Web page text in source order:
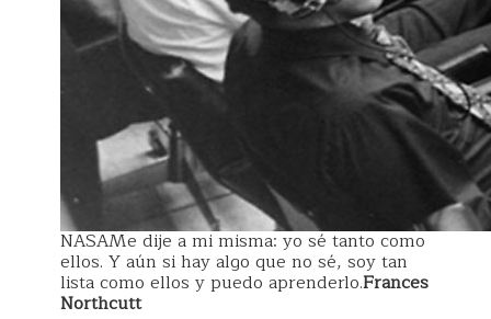
NASAMe dije a mi misma: yo sé tanto como
ellos. Y aún si hay algo que no sé, soy tan
lista como ellos y puedo aprenderlo.Frances
Northcutt